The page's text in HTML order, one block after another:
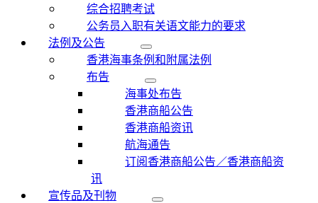
综合招聘考试
公务员入职有关语文能力的要求
法例及公告
香港海事条例和附属法例
布告
海事处布告
香港商船公告
香港商船资讯
航海通告
订阅香港商船公告／香港商船资
讯
宣传品及刊物